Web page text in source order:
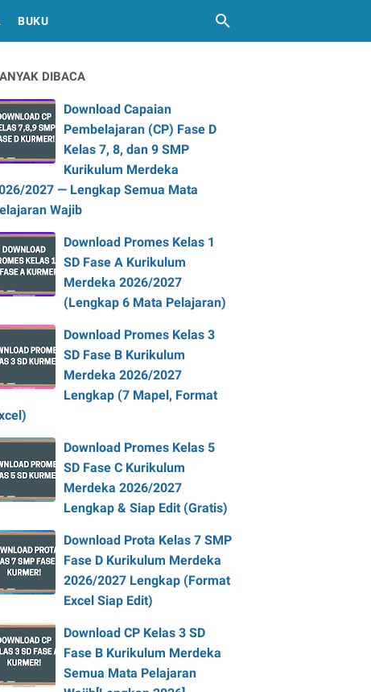
BUKU
DIBACA
Download Capaian
Pembelajaran (CP) Fase D
Kelas 7, 8, dan 9 SMP
Kurikulum Merdeka
2027 — Lengkap Semua Mata
Wajib
Download Promes Kelas 1
SD Fase A Kurikulum
Merdeka 2026/2027
(Lengkap 6 Mata Pelajaran)
Download Promes Kelas 3
SD Fase B Kurikulum
Merdeka 2026/2027
Lengkap (7 Mapel, Format
Download Promes Kelas 5
SD Fase C Kurikulum
Merdeka 2026/2027
Lengkap & Siap Edit (Gratis)
Download Prota Kelas 7 SMP
Fase D Kurikulum Merdeka
2026/2027 Lengkap (Format
Excel Siap Edit)
Download CP Kelas 3 SD
Fase B Kurikulum Merdeka
Semua Mata Pelajaran